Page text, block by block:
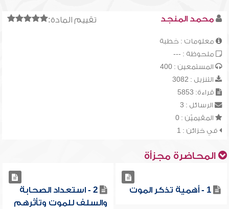
تقييم المادة: محمد المنجد
معلومات : خطبة
ملحوظة : ---
المستمعين : 400
التنزيل : 3082
قراءة: 5853
الرسائل : 3
المقيميّن : 0
في خزائن : 1
المحاضرة مجزأة
1 - أهمية تذكر الموت
2 - استعداد الصحابة
والسلف للموت وتأثرهم